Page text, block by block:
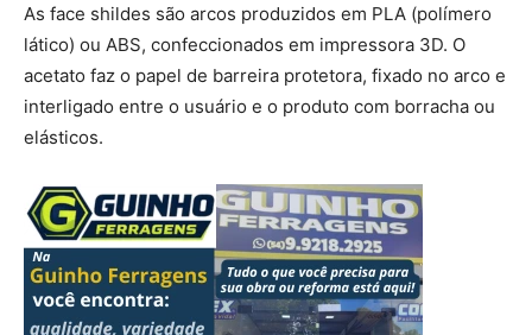
As face shildes são arcos produzidos em PLA (polímero
lático) ou ABS, confeccionados em impressora 3D. O
acetato faz o papel de barreira protetora, fixado no arco e
interligado entre o usuário e o produto com borracha ou
elásticos.